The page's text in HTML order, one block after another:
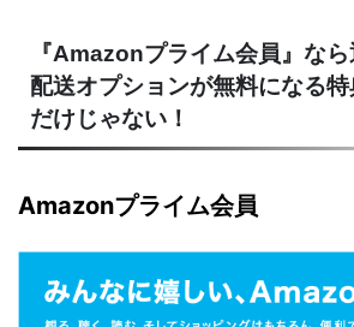
『Amazonプライム会員』な
配送オプションが無料になる
だけじゃない！
Amazonプライム会員